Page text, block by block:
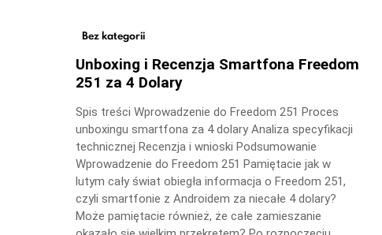
Bez kategorii
Unboxing i Recenzja Smartfona Freedom
251 za 4 Dolary
Spis treści Wprowadzenie do Freedom 251 Proces
unboxingu smartfona za 4 dolary Analiza specyfikacji
technicznej Recenzja i wnioski Podsumowanie
Wprowadzenie do Freedom 251 Pamiętacie jak w
lutym cały świat obiegła informacja o Freedom 251,
czyli smartfonie z Androidem za niecałe 4 dolary?
Może pamiętacie również, że całe zamieszanie